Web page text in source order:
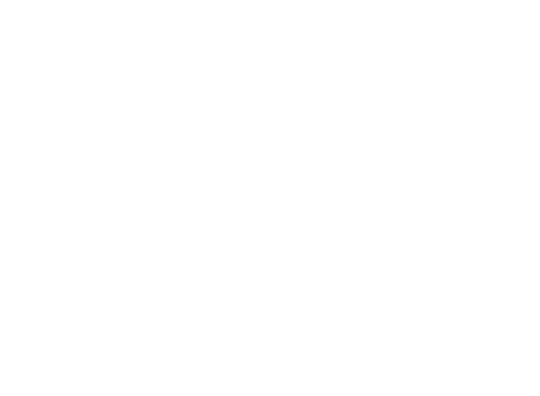
hladký povrch textílie a voľné zopnutie, ktoré obmedzí trenie.
oxidačného produktu cez už zosvetlené dĺžky môže zvyšovať
kondicionéra, vysoká teplota bez ochrany alebo vrstvenie priveľa
nerovnomerná, obmedzte ďalšie chemické zásahy a vyhľadajte
umytí môže farbe prospieť, no pokožka má zostať komfortná.